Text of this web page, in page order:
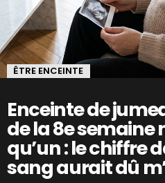
ÊTRE ENCEINTE
Enceinte de
de la 8e semaine
qu’un : le chiffre
sang aurait dû